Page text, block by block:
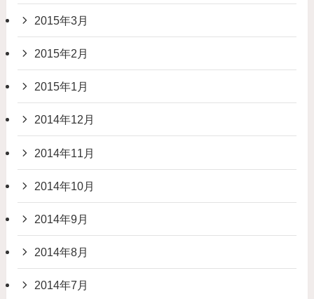
2015年3月
2015年2月
2015年1月
2014年12月
2014年11月
2014年10月
2014年9月
2014年8月
2014年7月